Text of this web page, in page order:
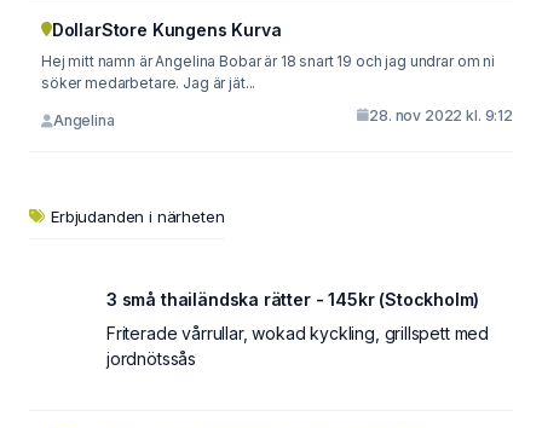
DollarStore Kungens Kurva
Hej mitt namn är Angelina Bobar är 18 snart 19 och jag undrar om ni
söker medarbetare. Jag är jät...
Angelina 28. nov 2022 kl. 9:12
Erbjudanden i närheten
3 små thailändska rätter - 145kr (Stockholm)
Friterade vårrullar, wokad kyckling, grillspett med
jordnötssås